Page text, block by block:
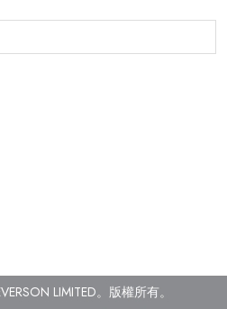
LIMITED。 版權所有。